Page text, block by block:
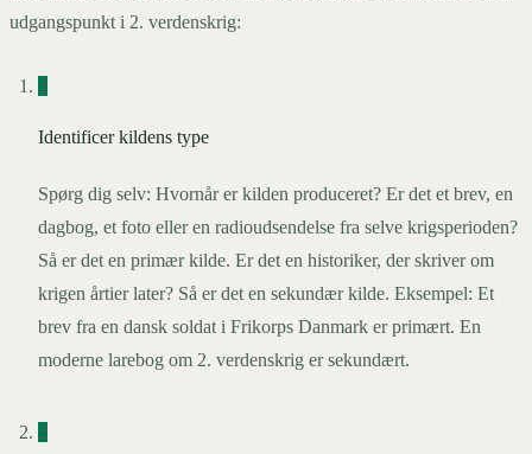
udgangspunkt i 2. verdenskrig:
1
Identificer kildens type
Spørg dig selv: Hvornår er kilden produceret? Er det et brev, en
dagbog, et foto eller en radioudsendelse fra selve krigsperioden?
Så er det en primær kilde. Er det en historiker, der skriver om
krigen årtier later? Så er det en sekundær kilde. Eksempel: Et
brev fra en dansk soldat i Frikorps Danmark er primært. En
moderne larebog om 2. verdenskrig er sekundært.
2